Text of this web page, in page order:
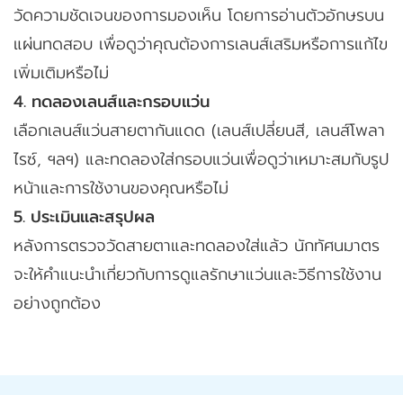
วัดความชัดเจนของการมองเห็น โดยการอ่านตัวอักษรบน
แผ่นทดสอบ เพื่อดูว่าคุณต้องการเลนส์เสริมหรือการแก้ไข
เพิ่มเติมหรือไม่
4. ทดลองเลนส์และกรอบแว่น
เลือกเลนส์แว่นสายตากันแดด (เลนส์เปลี่ยนสี, เลนส์โพลา
ไรซ์, ฯลฯ) และทดลองใส่กรอบแว่นเพื่อดูว่าเหมาะสมกับรูป
หน้าและการใช้งานของคุณหรือไม่
5. ประเมินและสรุปผล
หลังการตรวจวัดสายตาและทดลองใส่แล้ว นักทัศนมาตร
จะให้คำแนะนำเกี่ยวกับการดูแลรักษาแว่นและวิธีการใช้งาน
อย่างถูกต้อง